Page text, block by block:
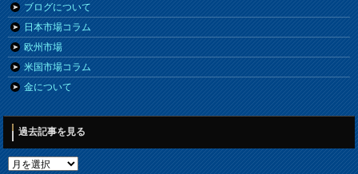
ブログについて
日本市場コラム
欧州市場
米国市場コラム
金について
過去記事を見る